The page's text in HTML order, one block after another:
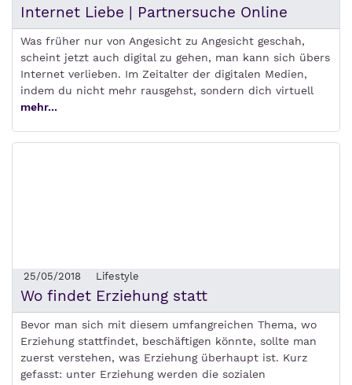
Internet Liebe | Partnersuche Online
Was früher nur von Angesicht zu Angesicht geschah,
scheint jetzt auch digital zu gehen, man kann sich übers
Internet verlieben. Im Zeitalter der digitalen Medien,
indem du nicht mehr rausgehst, sondern dich virtuell
mehr...
25/05/2018 Lifestyle
Wo findet Erziehung statt
Bevor man sich mit diesem umfangreichen Thema, wo
Erziehung stattfindet, beschäftigen könnte, sollte man
zuerst verstehen, was Erziehung überhaupt ist. Kurz
gefasst: unter Erziehung werden die sozialen